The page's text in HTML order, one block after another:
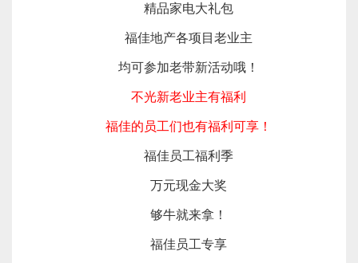
精品家电大礼包
福佳地产各项目老业主
均可参加老带新活动哦！
不光新老业主有福利
福佳的员工们也有福利可享！
福佳员工福利季
万元现金大奖
够牛就来拿！
福佳员工专享